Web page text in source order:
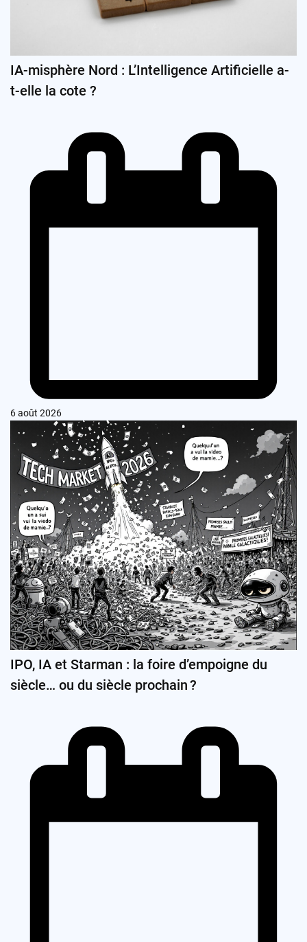
IA-misphère Nord : L’Intelligence Artificielle a-
t-elle la cote ?
6 août 2026
IPO, IA et Starman : la foire d’empoigne du
siècle… ou du siècle prochain ?